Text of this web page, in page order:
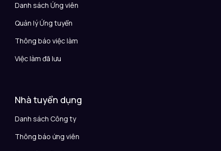
Danh sách Ứng viên
Quản lý Ứng tuyển
Thông báo việc làm
Việc làm đã lưu
Nhà tuyển dụng
Danh sách Công ty
Thông báo ứng viên